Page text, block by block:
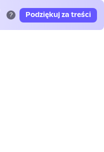
? Podziękuj za treści